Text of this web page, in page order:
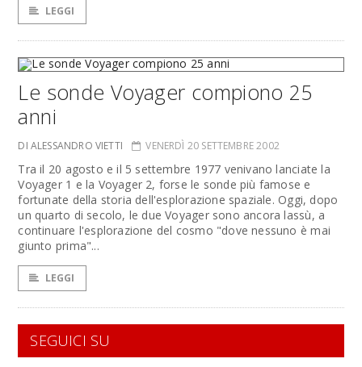
LEGGI
Le sonde Voyager compiono 25
anni
DI ALESSANDRO VIETTI VENERDÌ 20 SETTEMBRE 2002
Tra il 20 agosto e il 5 settembre 1977 venivano lanciate la
Voyager 1 e la Voyager 2, forse le sonde più famose e
fortunate della storia dell'esplorazione spaziale. Oggi, dopo
un quarto di secolo, le due Voyager sono ancora lassù, a
continuare l'esplorazione del cosmo "dove nessuno è mai
giunto prima"...
LEGGI
SEGUICI SU